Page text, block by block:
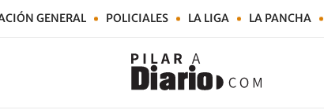
GENERAL POLICIALES LA LIGA LA PANCHA